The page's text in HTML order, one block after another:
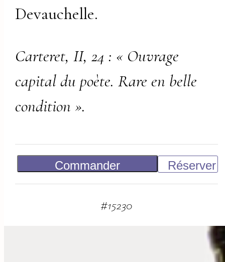
Devauchelle.
Carteret, II, 24 : « Ouvrage
capital du poète. Rare en belle
condition ».
Commander
Réserver
#15230